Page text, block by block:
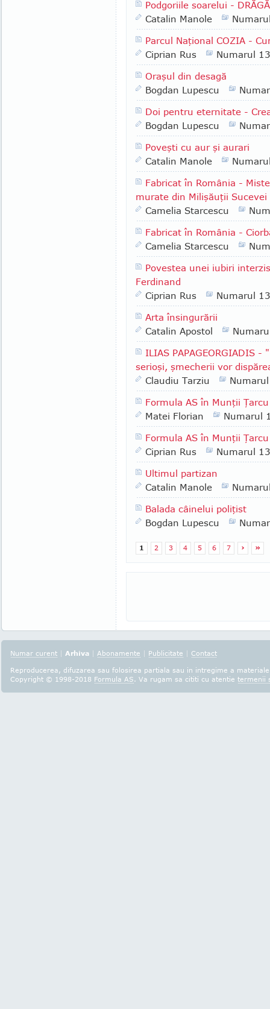
Podgoriile soarelui -
Catalin Manole
Parcul Naţional COZIA -
Ciprian Rus
Numarul
Oraşul din desagă
Bogdan Lupescu
Doi pentru eternitate -
Bogdan Lupescu
Poveşti cu aur şi aurari
Catalin Manole
Fabricat în România -
murate din Milişăuţii Sucevei
Camelia Starcescu
Fabricat în România -
Camelia Starcescu
Povestea unei iubiri
Ferdinand
Ciprian Rus
Numarul
Arta însingurării
Catalin Apostol
ILIAS PAPAGEORGIADIS
serioşi, şmecherii vor
Claudiu Tarziu
Formula AS în Munţii
Matei Florian
Numarul
Formula AS în Munţii
Ciprian Rus
Numarul
Ultimul partizan
Catalin Manole
Balada câinelui poliţist
Bogdan Lupescu
1 2 3 4 5 6 7 › »
Numar curent | Arhiva | Abonamente | Publicitate | Contact
Reproducerea, difuzarea sau folosirea partiala sau in intregime a
Copyright © 1998-2018 Formula AS. Va rugam sa cititi cu atentie termenii